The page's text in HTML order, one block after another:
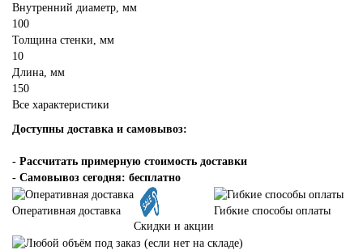
Внутренний диаметр, мм
100
Толщина стенки, мм
10
Длина, мм
150
Все характеристики
Доступны доставка и самовывоз:
- Рассчитать примерную стоимость доставки
- Самовывоз сегодня: бесплатно
Оперативная доставка
Скидки и акции
Гибкие способы оплаты